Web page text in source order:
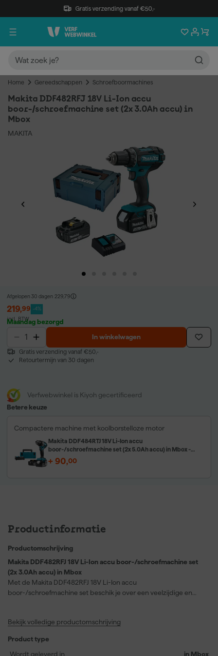
Gratis verzending vanaf €50,-
Home Gereedschappen Schroefboormachines
Makita DDF482RFJ 18V Li-Ion accu
boor-/schroefmachine set (2x 3.0Ah accu) in
Mbox
MAKITA
Afgelopen 30 dagen 229,79
219,99 -4%
incl. BTW
Maandag bezorgd
In winkelwagen
Gratis verzending vanaf €50,-
Retourtermijn van 30 dagen
Verfwebwinkel is Kiyoh gecertificeerd
Betere keuze
Compactere machine met koolborstelloze motor
Makita DDF484RTJ 18V Li-Ion accu
boor-/schroefmachine set (2x 5.0Ah accu) in Mbox -
koolborstelloos
+ 90,00
Productinformatie
Productomschrijving
Makita DDF482RFJ 18V Li-Ion accu boor-/schroefmachine set
(2x 3.0Ah accu) in Mbox
Met de Makita DDF482RFJ 18V Li-Ion accu
boor-/schroefmachine set beschik je over een veelzijdige en
deze schroefboormachine prettig in de hand, wat het comfort
extra controle, vooral bij licht boor- en schroefwerk in hout en
metaal. Met de meegeleverde twee 3.0Ah accu’s werk je
Bekijk volledige productomschrijving
Product type
Wordt geleverd in
in Mbox